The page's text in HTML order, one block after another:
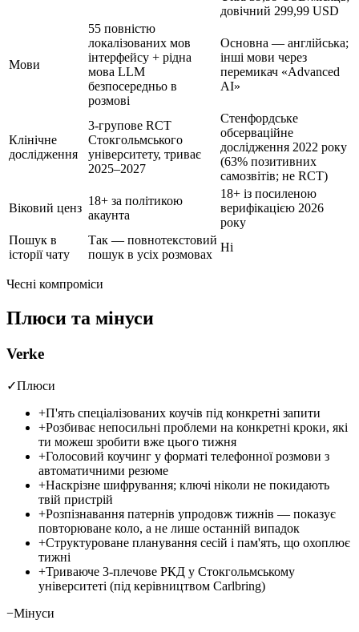
довічний 299,99 USD
Мови
55 повністю
локалізованих мов
інтерфейсу + рідна
мова LLM
безпосередньо в
розмові
Основна — англійська;
інші мови через
перемикач «Advanced
AI»
Клінічне
дослідження
3-групове RCT
Стокгольмського
університету, триває
2025–2027
Стенфордське
обсерваційне
дослідження 2022 року
(63% позитивних
самозвітів; не RCT)
Віковий ценз
18+ за політикою
акаунта
18+ із посиленою
верифікацією 2026
року
Пошук в
історії чату
Так — повнотекстовий
пошук в усіх розмовах
Ні
Чесні компроміси
Плюси та мінуси
Verke
✓Плюси
+П'ять спеціалізованих коучів під конкретні запити
+Розбиває непосильні проблеми на конкретні кроки, які
ти можеш зробити вже цього тижня
+Голосовий коучинг у форматі телефонної розмови з
автоматичними резюме
+Наскрізне шифрування; ключі ніколи не покидають
твій пристрій
+Розпізнавання патернів упродовж тижнів — показує
повторюване коло, а не лише останній випадок
+Структуроване планування сесій і пам'ять, що охоплює
тижні
+Триваюче 3-плечове РКД у Стокгольмському
університеті (під керівництвом Carlbring)
−Мінуси